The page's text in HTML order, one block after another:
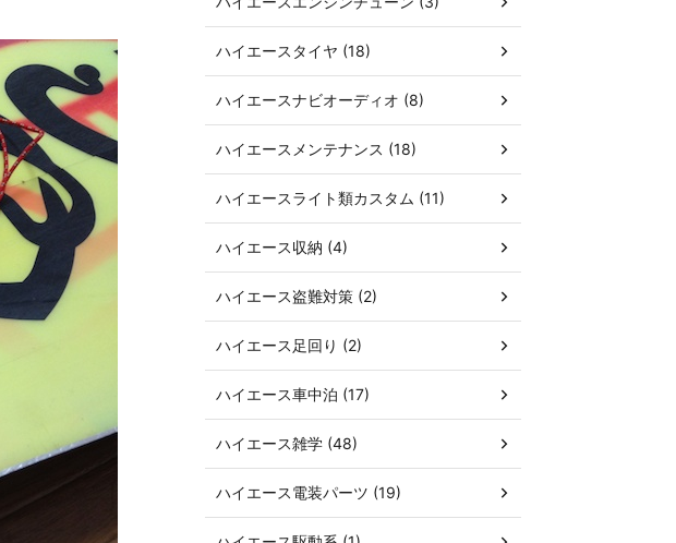
ハイエースタイヤ (18)
ハイエースナビオーディオ (8)
ハイエースメンテナンス (18)
ハイエースライト類カスタム (11)
ハイエース収納 (4)
ハイエース盗難対策 (2)
ハイエース足回り (2)
ハイエース車中泊 (17)
ハイエース雑学 (48)
ハイエース電装パーツ (19)